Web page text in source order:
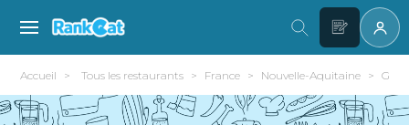
Accueil Tous les restaurants France Nouvelle-Aquitaine